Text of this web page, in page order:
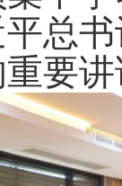
总
要